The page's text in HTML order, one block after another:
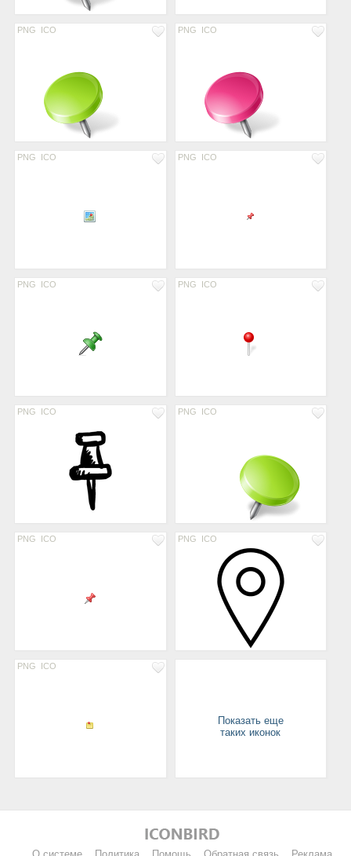
PNG ICO PNG ICO
PNG ICO PNG ICO
PNG ICO PNG ICO
PNG ICO PNG ICO
PNG ICO PNG ICO
PNG ICO
Показать еще
таких иконок